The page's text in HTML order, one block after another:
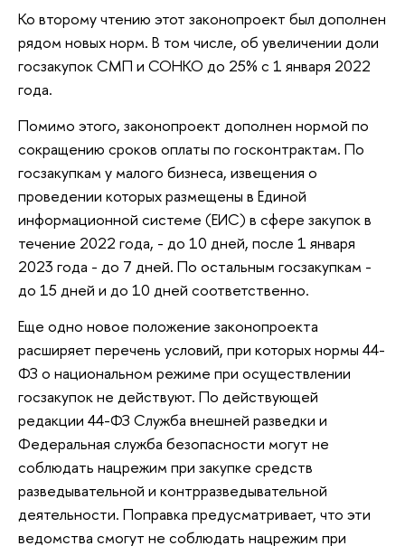
Ко второму чтению этот законопроект был дополнен
рядом новых норм. В том числе, об увеличении доли
госзакупок СМП и СОНКО до 25% с 1 января 2022
года.
Помимо этого, законопроект дополнен нормой по
сокращению сроков оплаты по госконтрактам. По
госзакупкам у малого бизнеса, извещения о
проведении которых размещены в Единой
информационной системе (ЕИС) в сфере закупок в
течение 2022 года, - до 10 дней, после 1 января
2023 года - до 7 дней. По остальным госзакупкам -
до 15 дней и до 10 дней соответственно.
Еще одно новое положение законопроекта
расширяет перечень условий, при которых нормы 44-
ФЗ о национальном режиме при осуществлении
госзакупок не действуют. По действующей
редакции 44-ФЗ Служба внешней разведки и
Федеральная служба безопасности могут не
соблюдать нацрежим при закупке средств
разведывательной и контрразведывательной
деятельности. Поправка предусматривает, что эти
ведомства смогут не соблюдать нацрежим при